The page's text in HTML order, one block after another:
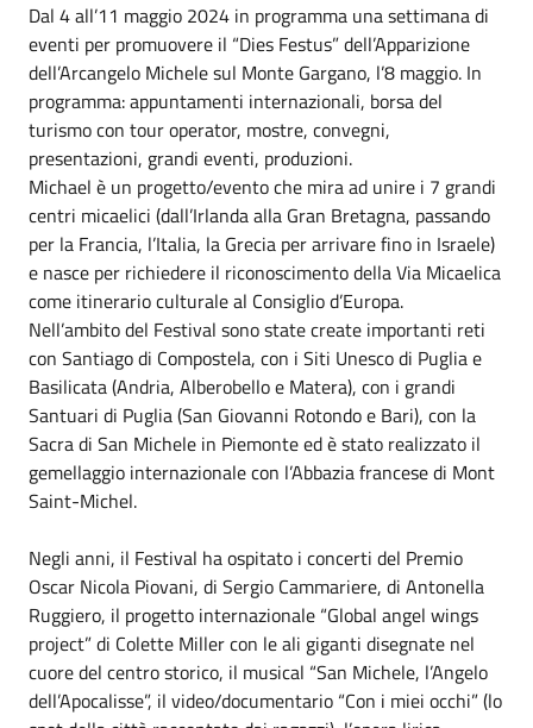
Dal 4 all’11 maggio 2024 in programma una settimana di
eventi per promuovere il “Dies Festus” dell’Apparizione
dell’Arcangelo Michele sul Monte Gargano, l’8 maggio. In
programma: appuntamenti internazionali, borsa del
turismo con tour operator, mostre, convegni,
presentazioni, grandi eventi, produzioni.
Michael è un progetto/evento che mira ad unire i 7 grandi
centri micaelici (dall’Irlanda alla Gran Bretagna, passando
per la Francia, l’Italia, la Grecia per arrivare fino in Israele)
e nasce per richiedere il riconoscimento della Via Micaelica
come itinerario culturale al Consiglio d’Europa.
Nell’ambito del Festival sono state create importanti reti
con Santiago di Compostela, con i Siti Unesco di Puglia e
Basilicata (Andria, Alberobello e Matera), con i grandi
Santuari di Puglia (San Giovanni Rotondo e Bari), con la
Sacra di San Michele in Piemonte ed è stato realizzato il
gemellaggio internazionale con l’Abbazia francese di Mont
Saint-Michel.
Negli anni, il Festival ha ospitato i concerti del Premio
Oscar Nicola Piovani, di Sergio Cammariere, di Antonella
Ruggiero, il progetto internazionale “Global angel wings
project” di Colette Miller con le ali giganti disegnate nel
cuore del centro storico, il musical “San Michele, l’Angelo
dell’Apocalisse”, il video/documentario “Con i miei occhi” (lo